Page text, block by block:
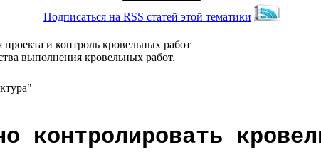
Подписаться на RSS статей этой тематики
и контроль кровельных работ
выполнения кровельных работ.
контролировать